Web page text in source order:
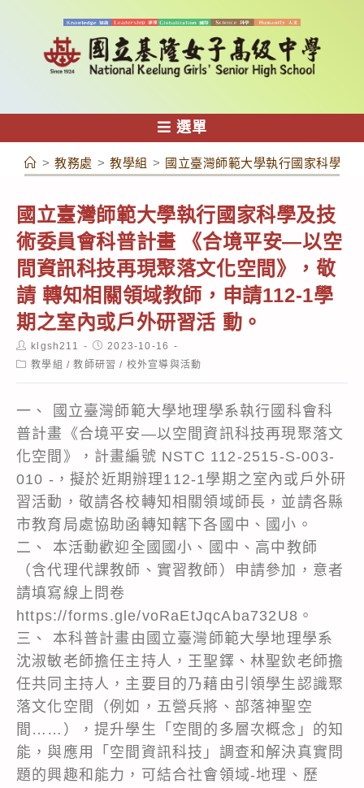
容
選單
> 教務處 > 教學組 > 國立臺灣師範大學執行國家科學及
國立臺灣師範大學執行國家科學及技
術委員會科普計畫 《合境平安—以空
間資訊科技再現聚落文化空間》，敬
請 轉知相關領域教師，申請112-1學
期之室內或戶外研習活 動。
Post
author:
klgsh211
Post
published:
2023-10-16
Post教學組 / 教師研習 / 校外宣導與活動
一、 國立臺灣師範大學地理學系執行國科會科
普計畫《合境平安—以空間資訊科技再現聚落文
化空間》，計畫編號 NSTC 112-2515-S-003-
010 -，擬於近期辦理112-1學期之室內或戶外研
習活動，敬請各校轉知相關領域師長，並請各縣
市教育局處協助函轉知轄下各國中、國小。
二、 本活動歡迎全國國小、國中、高中教師
（含代理代課教師、實習教師）申請參加，意者
請填寫線上問卷
https://forms.gle/voRaEtJqcAba732U8。
三、 本科普計畫由國立臺灣師範大學地理學系
沈淑敏老師擔任主持人，王聖鐸、林聖欽老師擔
任共同主持人，主要目的乃藉由引領學生認識聚
落文化空間（例如，五營兵將、部落神聖空
間……），提升學生「空間的多層次概念」的知
能，與應用「空間資訊科技」調查和解決真實問
題的興趣和能力，可結合社會領域-地理、歷